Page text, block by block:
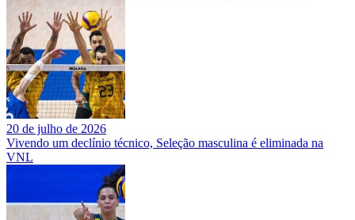
20 de julho de 2026
Vivendo um declínio técnico, Seleção masculina é eliminada na
VNL